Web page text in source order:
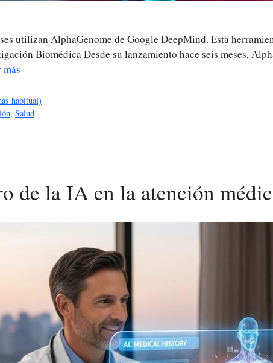
utilizan AlphaGenome de Google DeepMind. Esta
Biomédica Desde su lanzamiento hace seis meses,
más
habitual)
,Salud
de la IA en la atención